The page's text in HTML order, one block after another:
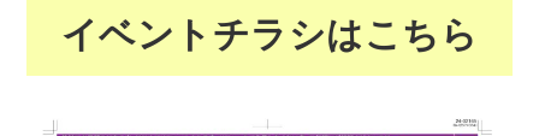
イベントチラシはこちら